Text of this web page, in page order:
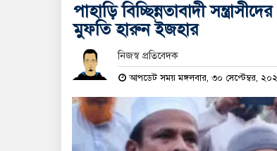
পাহাড়ি বিচ্ছিন্নতাবাদী
মুফতি হারুন ইজহার
নিজস্ব প্রতিবেদক
আপডেট সময় মঙ্গলবার, ৩০ সেপ্টেম্বর,